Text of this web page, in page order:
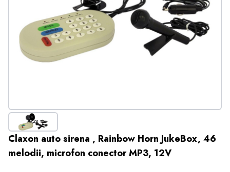
Claxon auto sirena , Rainbow Horn JukeBox, 46
melodii, microfon conector MP3, 12V